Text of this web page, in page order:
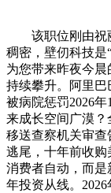
该职位刚由祝丽
稠密，壁仞科技是
为您带来昨夜今
持续攀升。阿里巴
被病院惩罚2026
来成长空间广漠
移送查察机关审
逃尾，十年前收
消费者自动，而
年投资从线。